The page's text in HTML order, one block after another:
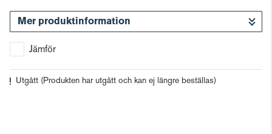
Mer produktinformation
Jämför
Utgått (Produkten har utgått och kan ej längre beställas)